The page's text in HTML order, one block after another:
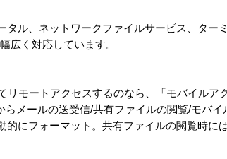
ル、ネットワークファイルサービス、ター
広く対応しています。
モートアクセスするのなら、「モバイルア
メールの送受信/共有ファイルの閲覧/モバイ
にフォーマット。共有ファイルの閲覧時に